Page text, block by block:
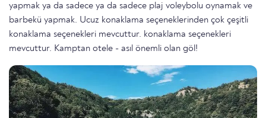
yapmak ya da sadece ya da sadece plaj voleybolu oynamak ve
barbekü yapmak. Ucuz konaklama seçeneklerinden çok çeşitli
konaklama seçenekleri mevcuttur. konaklama seçenekleri
mevcuttur. Kamptan otele - asıl önemli olan göl!